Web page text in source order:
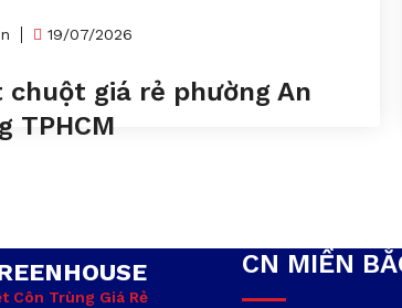
19/07/2026
chuột giá rẻ phường An
TPHCM
Côn Trùng Giá Rẻ
CN MIỀN